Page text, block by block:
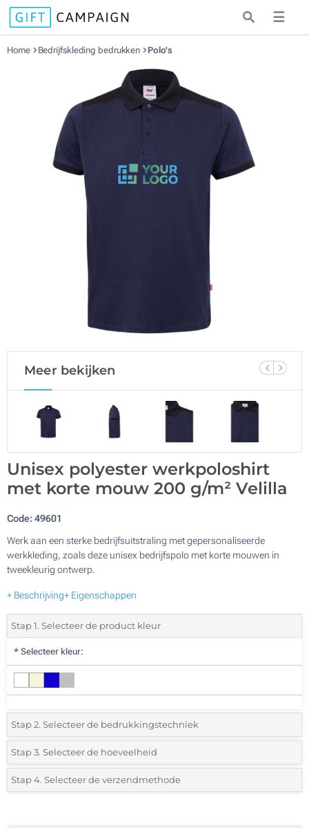
☰
Home Bedrijfskleding bedrukken Polo's
Meer bekijken
Unisex polyester werkpoloshirt
met korte mouw 200 g/m² Velilla
Code:49601
Werk aan een sterke bedrijfsuitstraling met gepersonaliseerde
werkkleding, zoals deze unisex bedrijfspolo met korte mouwen in
tweekleurig ontwerp.
+ Beschrijving+ Eigenschappen
Stap 1. Selecteer de product kleur
* Selecteer kleur:
Stap 2. Selecteer de bedrukkingstechniek
*Selecteer de bedrukking en kleuren van het logo:
1 Kleur (Aan een kant)
Stap 3. Selecteer de hoeveelheid
*Selecteer het aantal 5 (Totale bestelling)
Stap 4. Selecteer de verzendmethode